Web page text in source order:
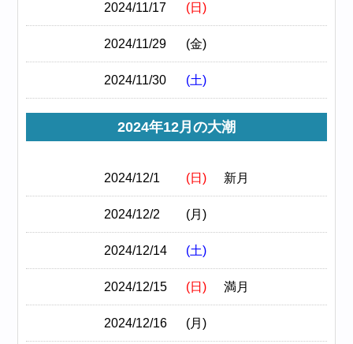
2024/11/17 (日)
2024/11/29 (金)
2024/11/30 (土)
2024年12月の大潮
2024/12/1 (日) 新月
2024/12/2 (月)
2024/12/14 (土)
2024/12/15 (日) 満月
2024/12/16 (月)